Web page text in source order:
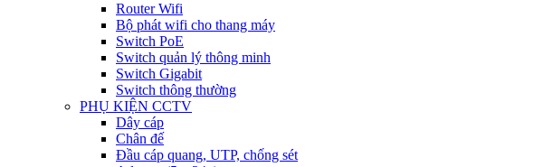
Router Wifi
Bộ phát wifi cho thang máy
Switch PoE
Switch quản lý thông minh
Switch Gigabit
Switch thông thường
PHỤ KIỆN CCTV
Dây cáp
Chân đế
Đầu cáp quang, UTP, chống sét